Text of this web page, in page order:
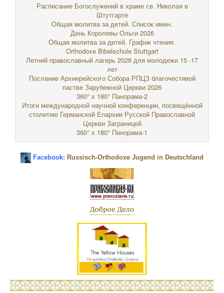
Расписание Богослужений в храме св. Николая в
Штутгарте
Общая молитва за детей. Список имен.
День Королевы Ольги 2026
Общая молитва за детей. График чтения.
Orthodoxe Bibelschule Stuttgart
Летний православный лагерь 2026 для молодежи 15 -17
лет
Послание Архиерейского Собора РПЦЗ благочестивой
пастве Зарубежной Церкви 2026
360° x 180° Панорама-2
Итоги международной научной конференции, посвящённой
столетию Германской Епархии Русской Православной
Церкви Заграницей
360° x 180° Панорама-1
Facebook: Russisch-Orthodoxe Jugend in Deutschland